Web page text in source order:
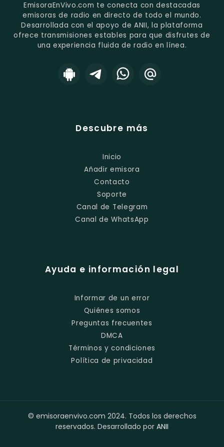
EmisoraEnVivo.com te conecta con destacadas
emisoras de radio en directo de todo el mundo.
Desarrollada con el apoyo de ANII, la plataforma
ofrece transmisiones estables para que disfrutes de
una experiencia fluida de radio en línea.
Descubre más
Inicio
Añadir emisora
Contacto
Soporte
Canal de Telegram
Canal de WhatsApp
Ayuda e información legal
Informar de un error
Quiénes somos
Preguntas frecuentes
DMCA
Términos y condiciones
Política de privacidad
© emisoraenvivo.com 2024. Todos los derechos
reservados. Desarrollado por ANII